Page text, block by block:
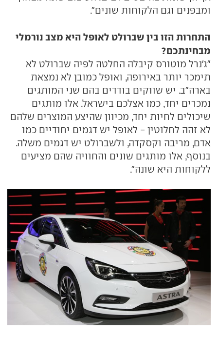
ומבפנים וגם הלקוחות שונים".
התחרות הזו בין שברולט לאופל היא מצב נורמלי
מבחינתכם?
"ג'נרל מוטורס קיבלה החלטה לפיה שברולט לא
תימכר יותר באירופה, ואופל כמובן לא נמצאת
בארה"ב. יש שווקים בודדים בהם שני המותגים
נמכרים יחד, כמו אצלכם בישראל. אלו מותגים
שיכולים לחיות יחד, מכיוון שהיצע המוצרים שלהם
לא זהה לחלוטין - לאופל יש דגמים יחודיים כמו
אדם, מריבה וקסקדה, ולשברולט יש דגמים משלה.
בנוסף, אלו מותגים שונים והחוויה שהם מציעים
ללקוחות היא שונה".